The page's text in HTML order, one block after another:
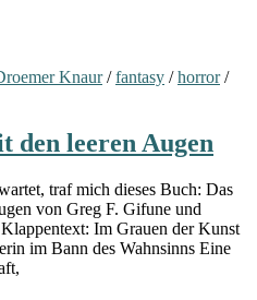
Knaur/fantasy /horror/
den leeren Augen
traf mich dieses Buch: Das
von Greg F. Gifune und
Im Grauen der Kunst
im Bann des Wahnsinns Eine